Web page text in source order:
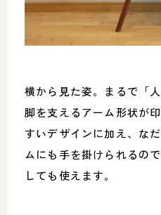
横から見た姿。まるで「
脚を支えるアーム形状が
すいデザインに加え、な
ムにも手を掛けられるの
しても使えます。